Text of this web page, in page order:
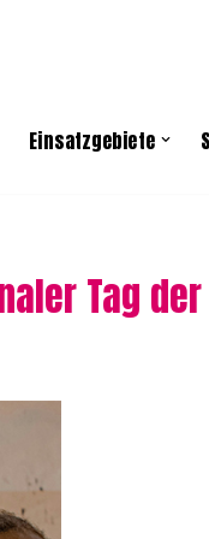
Einsatzgebiete
Tag